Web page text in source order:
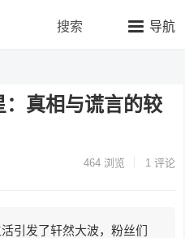
导航
搜索
真相与谎言的较
464浏览 1 评论
引发了轩然大波，粉丝们